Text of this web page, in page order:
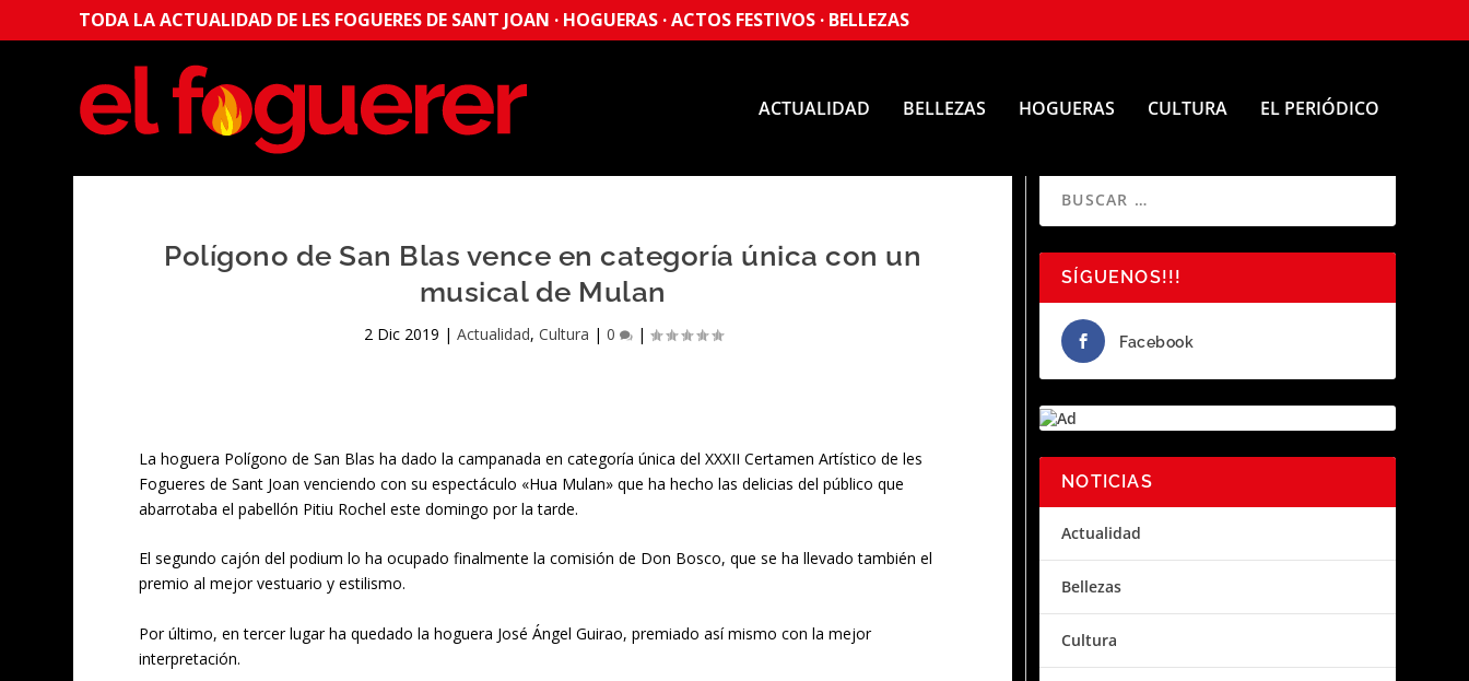
TODA LA ACTUALIDAD DE LES FOGUERES DE SANT JOAN · HOGUERAS · ACTOS FESTIVOS · BELLEZAS
ACTUALIDAD BELLEZAS HOGUERAS CULTURA EL PERIÓDICO
Polígono de San Blas vence en categoría única con un
musical de Mulan
2 Dic 2019 | Actualidad, Cultura | 0 |
La hoguera Polígono de San Blas ha dado la campanada en categoría única del XXXII Certamen Artístico de les
Fogueres de Sant Joan venciendo con su espectáculo «Hua Mulan» que ha hecho las delicias del público que
abarrotaba el pabellón Pitiu Rochel este domingo por la tarde.
El segundo cajón del podium lo ha ocupado finalmente la comisión de Don Bosco, que se ha llevado también el
premio al mejor vestuario y estilismo.
Por último, en tercer lugar ha quedado la hoguera José Ángel Guirao, premiado así mismo con la mejor
interpretación.
SÍGUENOS!!!
Facebook
NOTICIAS
Actualidad
Bellezas
Cultura